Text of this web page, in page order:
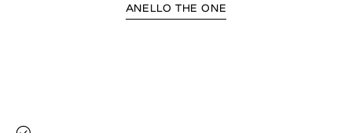
ANELLO THE ONE